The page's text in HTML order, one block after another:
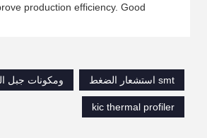
production efficiency. Good
smt استشعار الضغط
ومكونات جبل
kic thermal profiler